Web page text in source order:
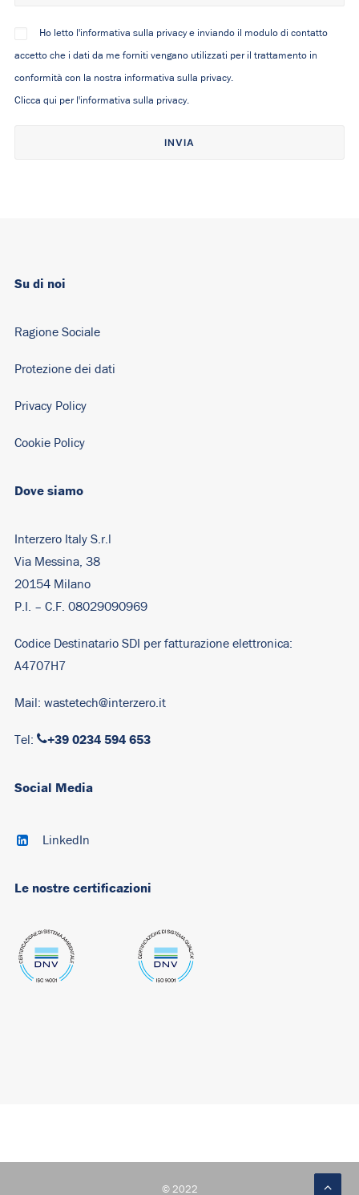
Ho letto l'informativa sulla privacy e inviando il modulo di contatto
accetto che i dati da me forniti vengano utilizzati per il trattamento in
conformità con la nostra informativa sulla privacy.
Clicca qui per l'informativa sulla privacy.
Dove siamo
Interzero Italy S.r.l
Via Messina, 38
20154 Milano
P.I. – C.F. 08029090969
Codice Destinatario SDI per fatturazione elettronica:
A4707H7
Mail: wastetech@interzero.it
Tel: +39 0234 594 653
Su di noi
Ragione Sociale
Protezione dei dati
Privacy Policy
Cookie Policy
Social Media
LinkedIn
Le nostre certificazioni
© 2022